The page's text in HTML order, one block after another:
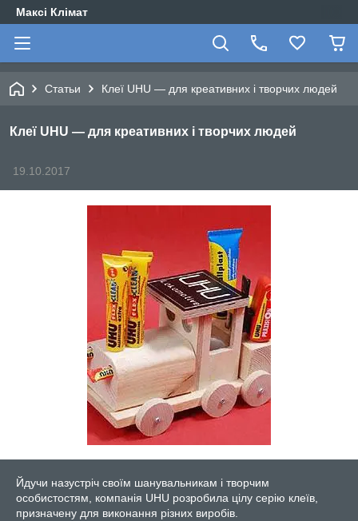
Максі Клімат
Статьи Клеї UHU — для креативних і творчих людей
Клеї UHU — для креативних і творчих людей
19.10.2017
Йдучи назустріч своїм шанувальникам і творчим
особистостям, компанія UHU розробила цілу серію клеїв,
призначену для виконання різних виробів.